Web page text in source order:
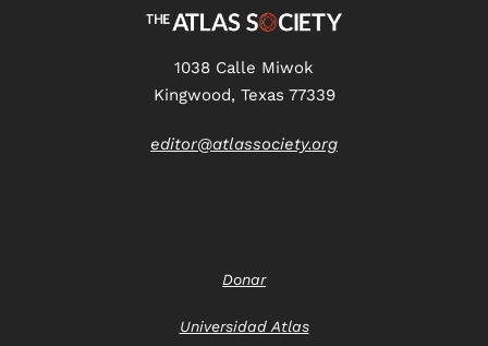
1038 Calle Miwok
Kingwood, Texas 77339
editor@atlassociety.org
Donar
Universidad Atlas